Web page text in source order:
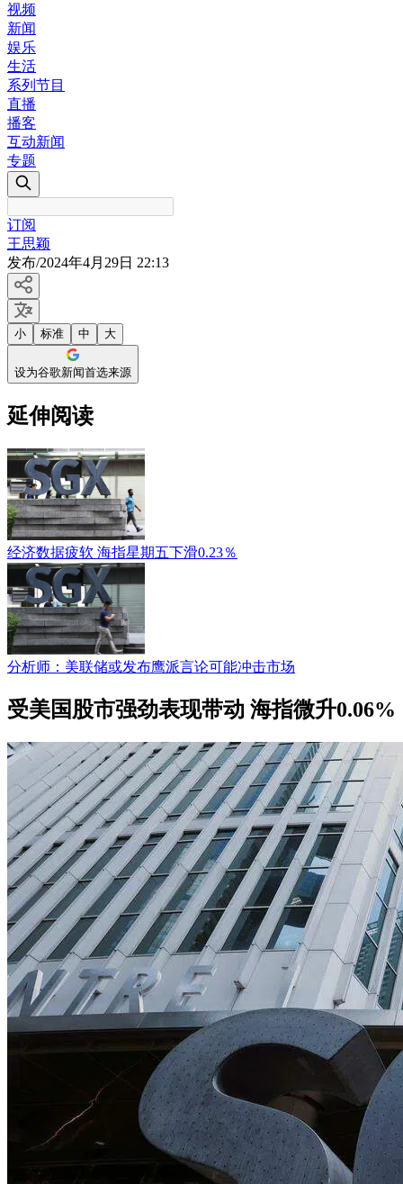
视频
新闻
娱乐
生活
系列节目
直播
播客
互动新闻
专题
订阅
王思颖
发布/2024年4月29日 22:13
小 标准 中 大
设为谷歌新闻首选来源
延伸阅读
经济数据疲软 海指星期五下滑0.23％
分析师：美联储或发布鹰派言论可能冲击市场
受美国股市强劲表现带动 海指微升0.06%